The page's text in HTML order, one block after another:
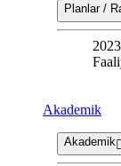
Planlar /
Akademik
Akademik